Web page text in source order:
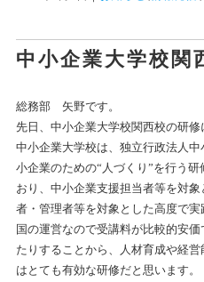
中小企業大学校関
総務部 矢野です。
先日、中小企業大学校関西校の研修
中小企業大学校は、独立行政法人
小企業のための“人づくり”を行う
おり、中小企業支援担当者等を対
者・管理者等を対象とした高度で実
国の運営なので受講料が比較的安
たりすることから、人材育成や経
はとても有効な研修だと思います。